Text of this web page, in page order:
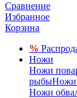
Сравнение
Избранное
Корзина
%
Ножи
Ножи
рыбыНожи
Ножи